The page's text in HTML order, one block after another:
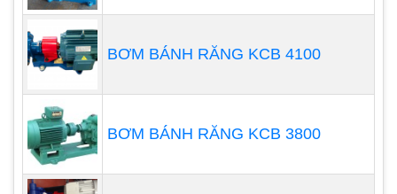
Thép không gỉ: Chịu được nhiệt độ lên đến
150 độ C, chịu được các loại hóa chất ăn
mòn cao như axit sulfuric, axit nitric,...
Thiết kế tối ưu, hiệu suất cao, lưu lượng và áp
lực bơm ổn định
Bơm hóa chất FTI được thiết kế với hệ thống cánh
BƠM BÁNH RĂNG KCB 4100
BƠM BÁNH RĂNG KCB 3800